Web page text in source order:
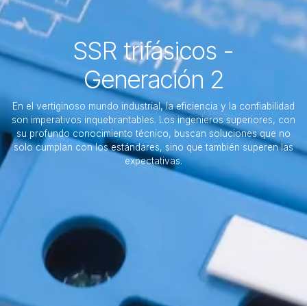
SSR trifásicos -
Generación 2
En el vertiginoso mundo industrial, la eficiencia y la confiabilidad
son imperativos inquebrantables. Los ingenieros superiores, con
su profundo conocimiento técnico, buscan soluciones que no
solo cumplan con los estándares, sino que también superen las
expectativas.